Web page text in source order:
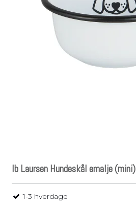
Ib Laursen Hundeskål emalje (mini)
1-3 hverdage